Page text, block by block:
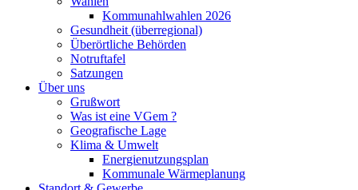
Kommunahlwahlen 2026
Gesundheit (überregional)
Überörtliche Behörden
Notruftafel
Satzungen
Über uns
Grußwort
Was ist eine VGem ?
Geografische Lage
Klima & Umwelt
Energienutzungsplan
Kommunale Wärmeplanung